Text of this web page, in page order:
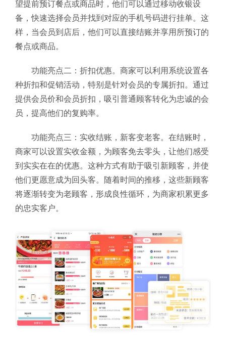
望提前预订餐点或商品时，他们可以通过移动收银设
备，快速选择会员并找到对应的手机号码进行挂单。这
样，当会员到店后，他们可以直接结账并享用所预订的
餐点或商品。
功能亮点二：折扣优惠。商家可以利用系统设置各
种折扣和促销活动，特别是针对会员的专属折扣。通过
提供会员价和会员折扣，吸引普通顾客转化为忠诚的会
员，提高他们的复购率。
功能亮点三：实收结账，新客变老客。在结账时，
商家可以设置实收金额，为顾客免去零头，让他们感受
到实实在在的优惠。这种方式有助于吸引新顾客，并使
他们更愿意成为回头客。随着时间的推移，这些新顾客
将逐渐转变为老顾客，形成良性循环，为商家积累更多
的忠实客户。